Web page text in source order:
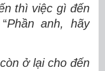
thì việc gì đến
Phần anh, hãy
ở lại cho đến